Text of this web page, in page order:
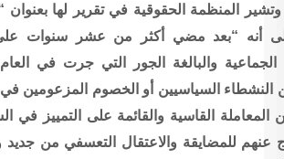
المنظمة الحقوقية في تقرير لها بعنوان
أنه “بعد مضي أكثر من عشر سنوات
النشطاء السياسيين أو الخصوم المزعومين
القاسية والقائمة على التمييز في
عنهم للمضايقة والاعتقال التعسفي من